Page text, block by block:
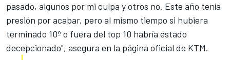
pasado, algunos por mi culpa y otros no. Este año tenía
presión por acabar, pero al mismo tiempo si hubiera
terminado 10º o fuera del top 10 habría estado
decepcionado", asegura en la página oficial de KTM.